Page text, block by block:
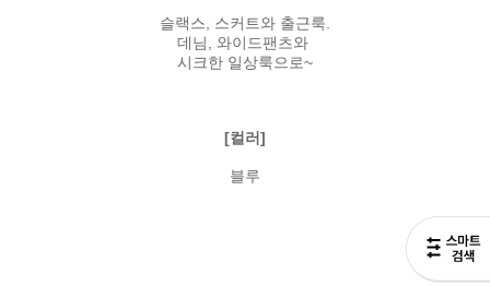
슬랙스, 스커트와 출근룩.
데님, 와이드팬츠와
시크한 일상룩으로~
[컬러]
블루